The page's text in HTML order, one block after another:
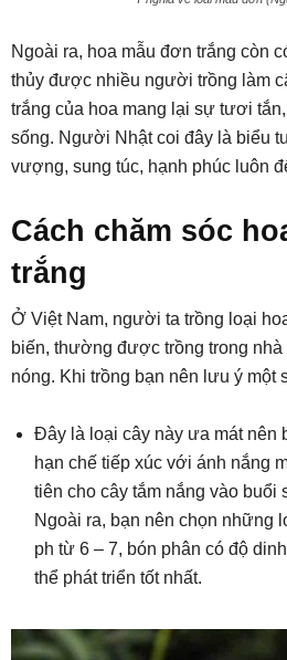
Ngoài ra, hoa mẫu đơn trắng còn
thủy được nhiều người trồng làm
trắng của hoa mang lại sự tươi
sống. Người Nhật coi đây là biểu
vượng, sung túc, hạnh phúc luôn
Cách chăm sóc
trắng
Ở Việt Nam, người ta trồng loại
biến, thường được trồng trong
nóng. Khi trồng bạn nên lưu ý một
Đây là loại cây này ưa mát nên
hạn chế tiếp xúc với ánh nắng
tiên cho cây tắm nắng vào buổi
Ngoài ra, bạn nên chọn những
ph từ 6 – 7, bón phân có độ
thể phát triển tốt nhất.